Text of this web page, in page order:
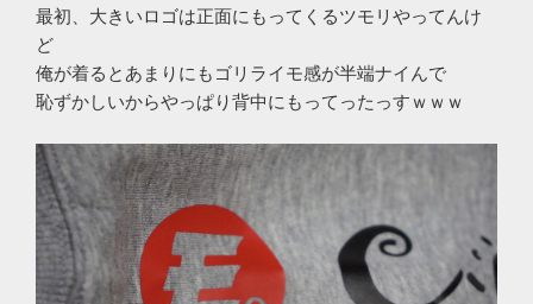
最初、大きいロゴは正面にもってくるツモリやってんけ
ど
俺が着るとあまりにもゴリライモ感が半端ナイんで
恥ずかしいからやっぱり背中にもってったっすｗｗｗ